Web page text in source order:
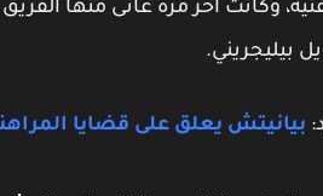
بيليجريني.
بيانيتش يعلق على قضايا